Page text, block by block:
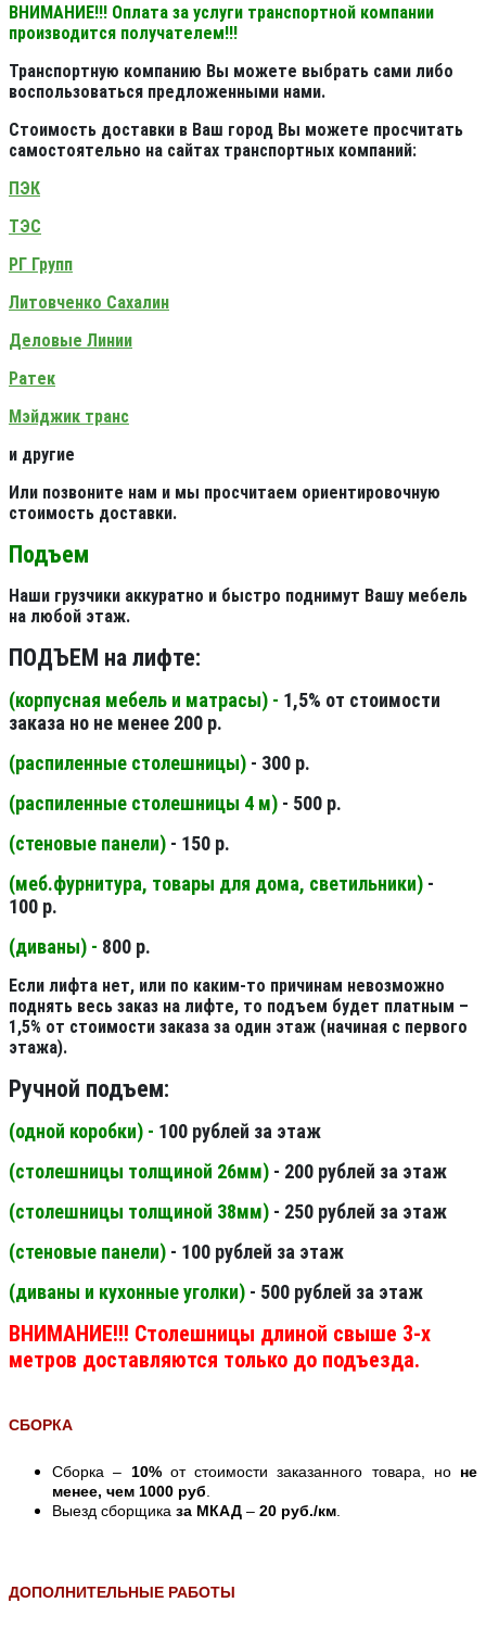
ВНИМАНИЕ!!! Оплата за услуги транспортной компании
производится получателем!!!
Транспортную компанию Вы можете выбрать сами либо
воспользоваться предложенными нами.
Стоимость доставки в Ваш город Вы можете просчитать
самостоятельно на сайтах транспортных компаний:
ПЭК
ТЭС
РГ Групп
Литовченко Сахалин
Деловые Линии
Ратек
Мэйджик транс
и другие
Или позвоните нам и мы просчитаем ориентировочную
стоимость доставки.
Подъем
Наши грузчики аккуратно и быстро поднимут Вашу мебель
на любой этаж.
ПОДЪЕМ на лифте:
(корпусная мебель и матрасы) - 1,5% от стоимости
заказа но не менее 200 р.
(распиленные столешницы) - 300 р.
(распиленные столешницы 4 м) - 500 р.
(стеновые панели) - 150 р.
(меб.фурнитура, товары для дома, светильники) -
100 р.
(диваны) - 800 р.
Если лифта нет, или по каким-то причинам невозможно
поднять весь заказ на лифте, то подъем будет платным –
1,5% от стоимости заказа за один этаж (начиная с первого
этажа).
Ручной подъем:
(одной коробки) - 100 рублей за этаж
(столешницы толщиной 26мм) - 200 рублей за этаж
(столешницы толщиной 38мм) - 250 рублей за этаж
(стеновые панели) - 100 рублей за этаж
(диваны и кухонные уголки) - 500 рублей за этаж
ВНИМАНИЕ!!! Столешницы длиной свыше 3-х
метров доставляются только до подъезда.
СБОРКА
Сборка – 10%от стоимости заказанного товара, но не
менее, чем 1000 руб
Выезд сборщика за МКАД – 20 руб./км
ДОПОЛНИТЕЛЬНЫЕ РАБОТЫ